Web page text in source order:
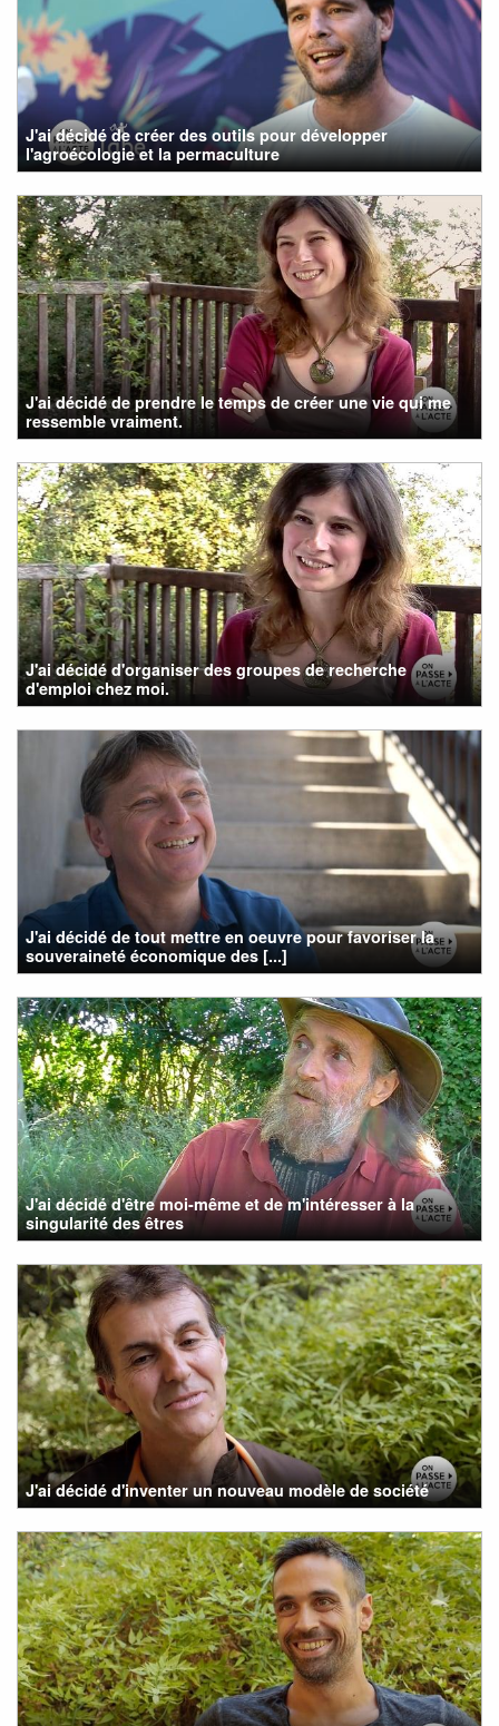
J'ai décidé de créer des outils pour développer
l'agroécologie et la permaculture
J'ai décidé de prendre le temps de créer une vie qui me
ressemble vraiment.
J'ai décidé d'organiser des groupes de recherche
d'emploi chez moi.
J'ai décidé de tout mettre en oeuvre pour favoriser la
souveraineté économique des [...]
J'ai décidé d'être moi-même et de m'intéresser à la
singularité des êtres
J'ai décidé d'inventer un nouveau modèle de société